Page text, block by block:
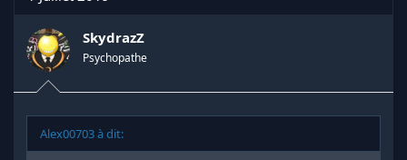
SkydrazZ
Psychopathe
Alex00703 à dit: